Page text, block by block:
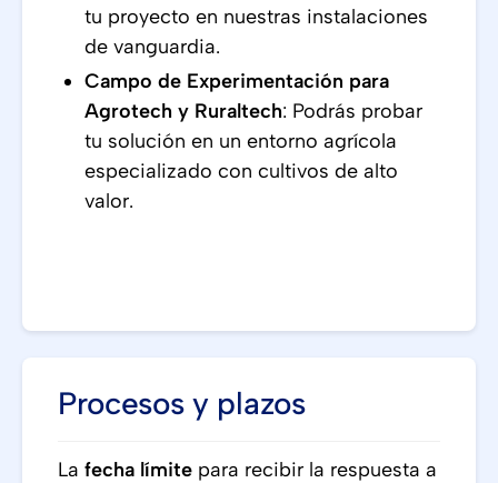
tu proyecto en nuestras instalaciones
de vanguardia.
Campo de Experimentación para
Agrotech y Ruraltech: Podrás probar
tu solución en un entorno agrícola
especializado con cultivos de alto
valor.
Procesos y plazos
La fecha límite para recibir la respuesta a